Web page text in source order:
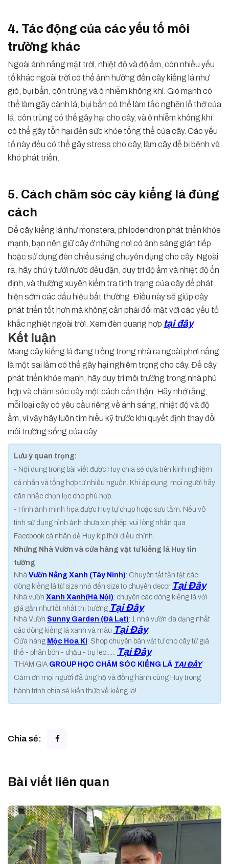
4. Tác động của các yếu tố môi
trường khác
Ngoài ánh nắng mặt trời, nhiệt độ và độ ẩm, còn nhiều yếu
tố khác ngoài trời có thể ảnh hưởng đến cây kiểng lá như
gió, bụi bẩn, côn trùng và ô nhiễm không khí. Gió mạnh có
thể làm gãy cành lá, bụi bẩn có thể làm tắc nghẽn lỗ thở của
lá, côn trùng có thể gây hại cho cây, và ô nhiễm không khí
có thể gây tổn hại đến sức khỏe tổng thể của cây. Các yếu
tố này đều có thể gây stress cho cây, làm cây dễ bị bệnh và
khó phát triển.
5. Cách chăm sóc cây kiểng lá đúng
cách
Để cây kiểng lá như monstera, philodendron phát triển khỏe
mạnh, bạn nên giữ cây ở những nơi có ánh sáng gián tiếp
hoặc sử dụng đèn chiếu sáng chuyên dụng cho cây. Ngoài
ra, hãy chú ý tưới nước đều đặn, duy trì độ ẩm và nhiệt độ ổn
định, và thường xuyên kiểm tra tình trạng của cây để phát
hiện sớm các dấu hiệu bất thường. Điều này sẽ giúp cây
phát triển tốt hơn mà không cần phải đối mặt với các yếu tố
khắc nghiệt ngoài trời. Xem đèn quang hợp tại đây
Kết luận
Mang cây kiểng lá đang trồng trong nhà ra ngoài phơi nắng
là một sai lầm có thể gây hại nghiêm trọng cho cây. Để cây
phát triển khỏe mạnh, hãy duy trì môi trường trong nhà phù
hợp và chăm sóc cây một cách cẩn thận. Hãy nhớ rằng,
mỗi loại cây có yêu cầu riêng về ánh sáng, nhiệt độ và độ
ẩm, vì vậy hãy luôn tìm hiểu kỹ trước khi quyết định thay đổi
môi trường sống của cây.
Lưu ý quan trọng:
- Nội dung trong bài viết được Huy chia sẻ dựa trên kinh nghiệm
cá nhân và tổng hợp từ nhiều nguồn. Khi áp dụng, mọi người hãy
cân nhắc chọn lọc cho phù hợp.
- Hình ảnh minh họa được Huy tự chụp hoặc sưu tầm. Nếu vô
tình sử dụng hình ảnh chưa xin phép, vui lòng nhắn qua
Facebook cá nhân để Huy kịp thời điều chỉnh.
Những Nhà Vườn và cửa hàng vật tư kiểng lá Huy tin
tưởng
Nhà Vườn Nắng Xanh (Tây Ninh): Chuyên tất tần tật các
dòng kiểng lá từ size nhỏ đến size to chuyên decor Tại Đây
Nhà vườn Xanh Xanh(Hà Nội): chuyên các dòng kiểng lá với
giá gần như tốt nhất thị trường Tại Đây
Nhà Vườn Sunny Garden (Đà Lạt): 1 nhà vườn đa dạng nhất
các dòng kiểng lá xanh và màu Tại Đây
Cửa hàng Mộc Hoa Kí: Shop chuyên bán vật tư cho cây từ giá
thể - phân bón - chậu - trụ leo......
Tại Đây
THAM GIA GROUP HỌC CHĂM SÓC KIỂNG LÁ TẠI ĐÂY
Cảm ơn mọi người đã ủng hộ và đồng hành cùng Huy trong
hành trình chia sẻ kiến thức về kiểng lá!
Chia sẻ:
Bài viết liên quan